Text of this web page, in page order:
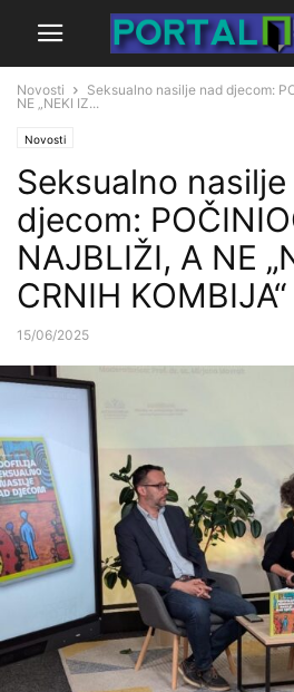
Novosti
Seksualno nasilje nad djecom:
NE „NEKI IZ...
Novosti
Seksualno nasilje
djecom:
NAJBLIŽI, A NE
CRNIH KOMBIJA“
15/06/2025